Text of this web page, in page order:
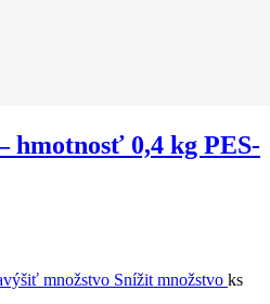
hmotnosť 0,4 kg PES-
množstvo Snížit množstvo ks